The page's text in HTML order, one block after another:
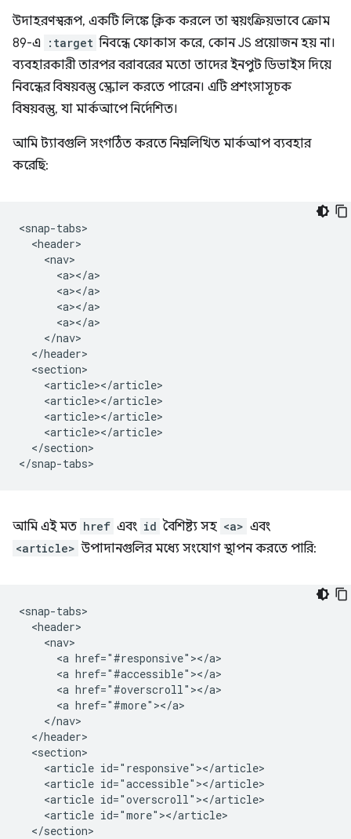
উদাহরণস্বরূপ, একটি লিঙ্কে ক্লিক করলে তা স্বয়ংক্রিয়ভাবে ক্রোম
89-এ :target নিবন্ধে ফোকাস করে, কোন JS প্রয়োজন হয় না।
ব্যবহারকারী তারপর বরাবরের মতো তাদের ইনপুট ডিভাইস দিয়ে
নিবন্ধের বিষয়বস্তু স্ক্রোল করতে পারেন। এটি প্রশংসাসূচক
বিষয়বস্তু, যা মার্কআপে নির্দেশিত।
আমি ট্যাবগুলি সংগঠিত করতে নিম্নলিখিত মার্কআপ ব্যবহার
করেছি:
<snap-tabs>
  <header>
    <nav>
      <a></a>
      <a></a>
      <a></a>
      <a></a>
    </nav>
  </header>
  <section>
    <article></article>
    <article></article>
    <article></article>
    <article></article>
  </section>
আমি এই মত href এবং id বৈশিষ্ট্য সহ <a> এবং
<article> উপাদানগুলির মধ্যে সংযোগ স্থাপন করতে পারি:
<snap-tabs>
  <header>
    <nav>
      <a href="#responsive"></a>
      <a href="#accessible"></a>
      <a href="#overscroll"></a>
      <a href="#more"></a>
    </nav>
  </header>
  <section>
    <article id="responsive"></article>
    <article id="accessible"></article>
    <article id="overscroll"></article>
    <article id="more"></article>
  </section>